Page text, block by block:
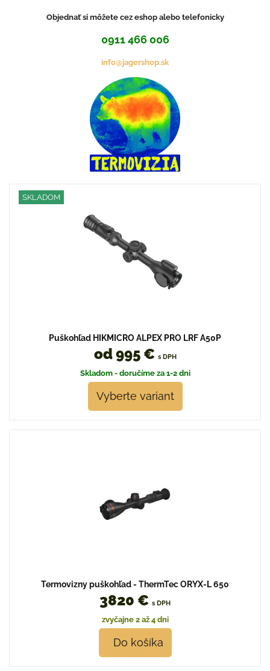
Objednať si môžete cez eshop alebo telefonicky
0911 466 006
info@jagershop.sk
SKLADOM
Puškohľad HIKMICRO ALPEX PRO LRF A50P
od 995 € s DPH
Skladom - doručíme za 1-2 dni
Vyberte variant
Termovizny puškohľad - ThermTec ORYX-L 650
3820 € s DPH
zvyčajne 2 až 4 dni
Do košíka